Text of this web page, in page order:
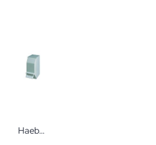
Haeberle Tupferspender Takefix Injektionszubehör